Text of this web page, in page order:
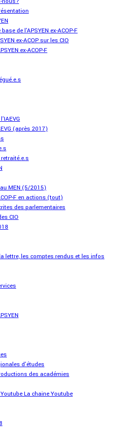
de l'APSYEN ex-ACOP-F
ex-ACOP sur les CIO
ex-ACOP-F
(après 2017)
MEN (5/2015)
F en actions (tout)
des parlementaires
CIO
lettre, les comptes rendus et les infos
d'études
des académies
La chaine Youtube